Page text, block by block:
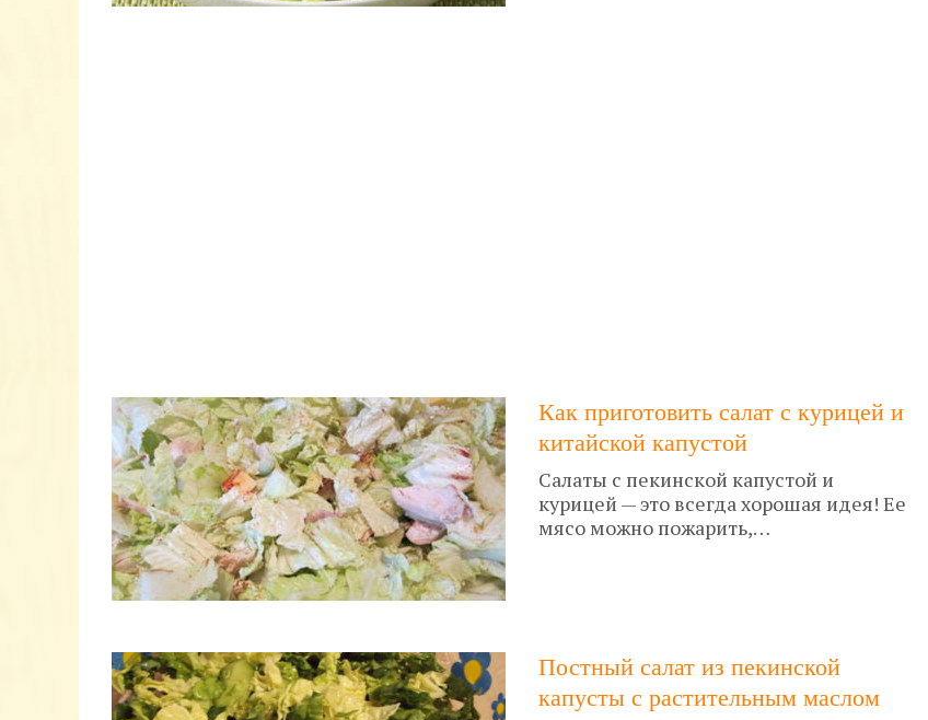
Как приготовить салат с курицей и
китайской капустой
Салаты с пекинской капустой и
курицей — это всегда хорошая идея! Ее
мясо можно пожарить,…
Постный салат из пекинской
капусты с растительным маслом